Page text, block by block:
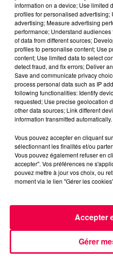
5 août 2026
Des assiettes
Du plomb a été détecté
céramique vendues entre
information on a device; Use limited
profiles for personalised
advertising; Measure advertising
performance; Understand
of data from different sources;
profiles to personalise content; Use
content; Use limited data to select
detect fraud, and fix errors; Deliver
Save and communicate privacy
process personal data such as IP
following functionalities: Identify
requested; Use precise geolocation
other data sources; Link different
information transmitted automatically.
Vous pouvez accepter en cliquant
sélectionnant les finalités et/ou
Vous pouvez également refuser en
accepter". Vos préférences ne
pouvez mettre à jour vos choix, ou
moment via le lien "Gérer les
Gérer
Accepter